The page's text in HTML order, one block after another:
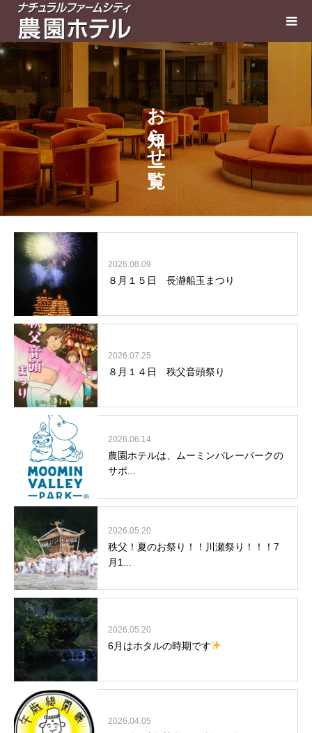
お知らせ一覧
2026.08.09
８月１５日 長瀞船玉まつり
2026.07.25
８月１４日 秩父音頭祭り
2026.06.14
農園ホテルは、ムーミンバレーパークの
サポ...
2026.05.20
秩父！夏のお祭り！！川瀬祭り！！！7
月1...
2026.05.20
6月はホタルの時期です
2026.04.05